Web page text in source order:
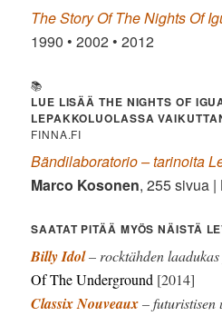
The Story Of The Nights Of
1990 • 2002 • 2012
📚
LUE LISÄÄ THE NIGHTS OF
LEPAKKOLUOLASSA
FINNA.FI
Bändilaboratorio – tarinoita
Marco Kosonen, 255 sivua
SAATAT PITÄÄ MYÖS NÄISTÄ
Billy Idol– rocktähden
Of The Underground [2014]
Classix Nouveaux– futuristisen